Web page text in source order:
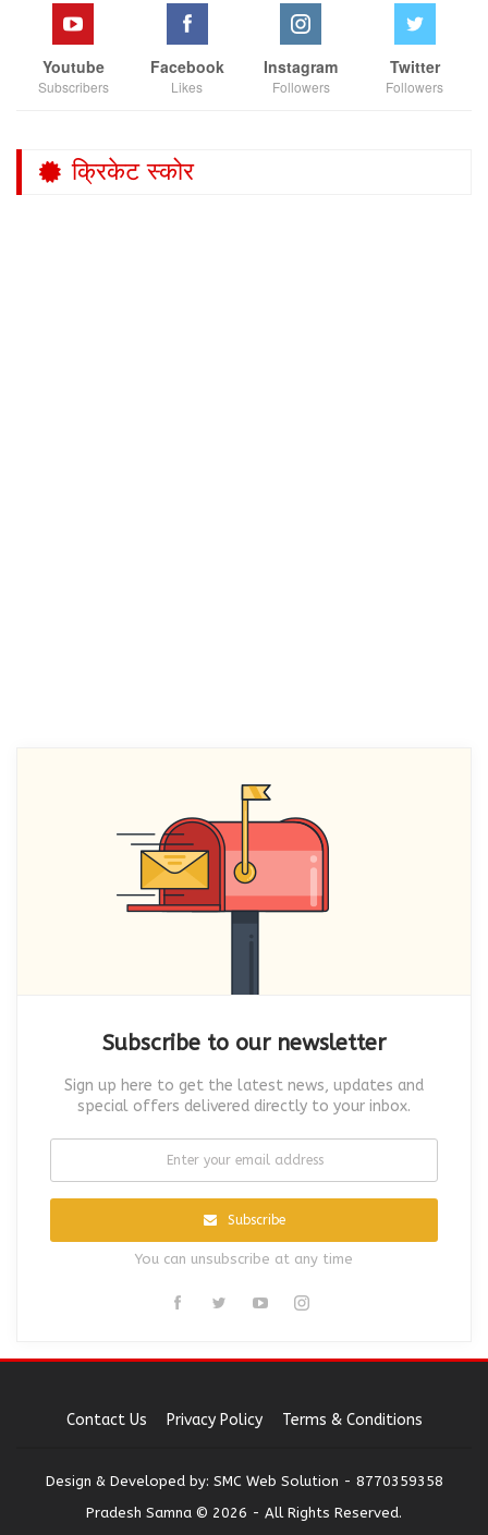
Youtube
Subscribers
Facebook
Likes
Instagram
Followers
Twitter
Followers
क्रिकेट स्कोर
Subscribe to our newsletter
Sign up here to get the latest news, updates and
special offers delivered directly to your inbox.
Subscribe
You can unsubscribe at any time
Contact Us Privacy Policy Terms & Conditions
Design & Developed by: SMC Web Solution - 8770359358
Pradesh Samna © 2026 - All Rights Reserved.